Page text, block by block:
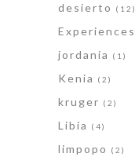
desierto (12)
Experiences
jordania (1)
Kenia (2)
kruger (2)
Libia (4)
limpopo (2)